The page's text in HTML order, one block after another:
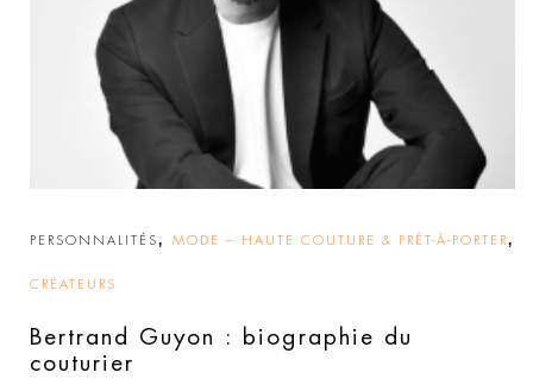
PERSONNALITÉS, MODE – HAUTE COUTURE & PRÊT-À-PORTER,
CRÉATEURS
Bertrand Guyon : biographie du
couturier